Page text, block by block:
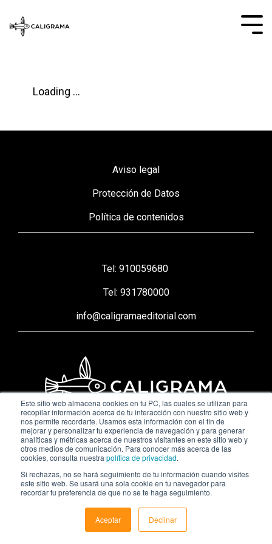
Este sitio web almacena cookies en tu PC, las cuales se utilizan para
recopilar información acerca de tu interacción con nuestro sitio web y
nos permite recordarte. Usamos esta información con el fin de
mejorar y personalizar tu experiencia de navegación y para generar
analíticas y métricas acerca de nuestros visitantes en este sitio web y
otros medios de comunicación. Para conocer más acerca de las
cookies, consulta nuestra política de privacidad.
Si rechazas, no se hará seguimiento de tu información cuando visites
este sitio web. Se usará una sola cookie en tu navegador para
recordar tu preferencia de que no se te haga seguimiento.
Aceptar Declinar
Loading ...
Aviso legal
Protección de Datos
Política de contenidos
Tel: 910059680
Tel: 931780000
info@caligramaeditorial.com
© 2026 CALIGRAMA EDITORIAL - Grupo Lantia